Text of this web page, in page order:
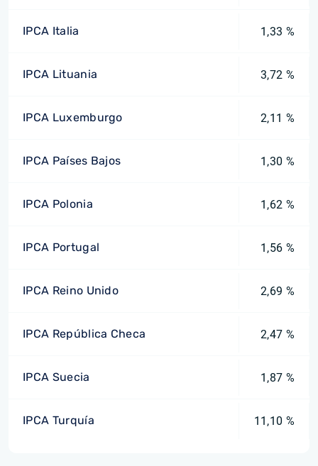
IPCA Italia 1,33 %
IPCA Lituania 3,72 %
IPCA Luxemburgo 2,11 %
IPCA Países Bajos 1,30 %
IPCA Polonia 1,62 %
IPCA Portugal 1,56 %
IPCA Reino Unido 2,69 %
IPCA República Checa 2,47 %
IPCA Suecia 1,87 %
IPCA Turquía 11,10 %